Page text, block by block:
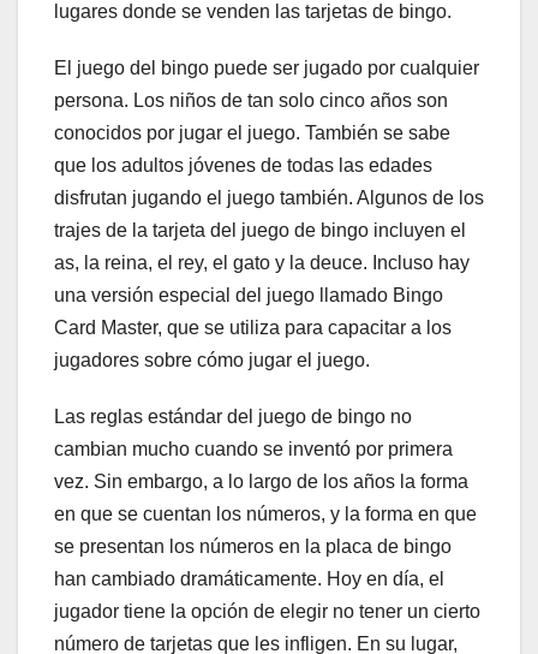
lugares donde se venden las tarjetas de bingo.
El juego del bingo puede ser jugado por cualquier
persona. Los niños de tan solo cinco años son
conocidos por jugar el juego. También se sabe
que los adultos jóvenes de todas las edades
disfrutan jugando el juego también. Algunos de los
trajes de la tarjeta del juego de bingo incluyen el
as, la reina, el rey, el gato y la deuce. Incluso hay
una versión especial del juego llamado Bingo
Card Master, que se utiliza para capacitar a los
jugadores sobre cómo jugar el juego.
Las reglas estándar del juego de bingo no
cambian mucho cuando se inventó por primera
vez. Sin embargo, a lo largo de los años la forma
en que se cuentan los números, y la forma en que
se presentan los números en la placa de bingo
han cambiado dramáticamente. Hoy en día, el
jugador tiene la opción de elegir no tener un cierto
número de tarjetas que les infligen. En su lugar,